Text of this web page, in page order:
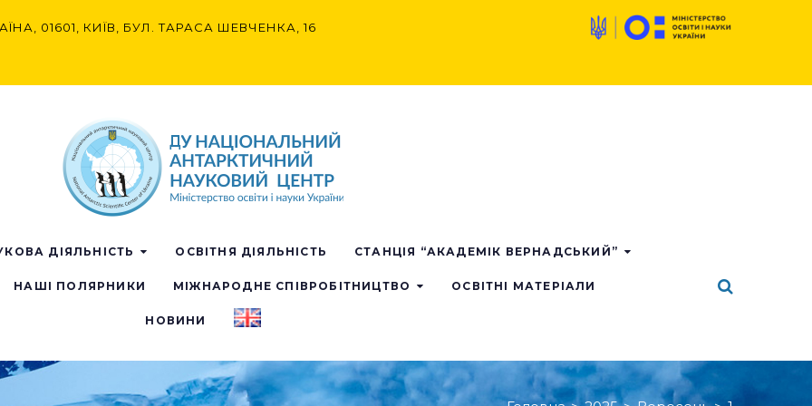
01601, КИЇВ, БУЛ. ТАРАСА ШЕВЧЕНКА, 16
ДІЯЛЬНІСТЬ ОСВІТНЯ ДІЯЛЬНІСТЬ СТАНЦІЯ “АКАДЕМІК ВЕРНАДСЬКИЙ”
НАШІ ПОЛЯРНИКИ МІЖНАРОДНЕ СПІВРОБІТНИЦТВО ОСВІТНІ МАТЕРІАЛИ
НОВИНИ